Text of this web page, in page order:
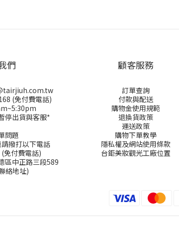
們
(免付費電話)
停出貨與客服*
問題
撥打以下電話
免付費電話)
區中正路三段589
絡地址)
顧客服務
訂單查詢
付款與配送
購物金使用規範
退換貨政策
運送政策
購物下單教學
隱私權及網站使用條款
台鉅美妝觀光工廠位置